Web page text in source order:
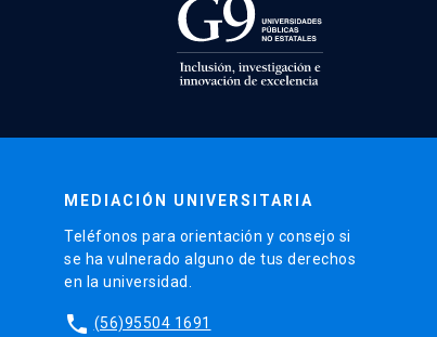
MEDIACIÓN UNIVERSITARIA
Teléfonos para orientación y consejo si
se ha vulnerado alguno de tus derechos
en la universidad.
phone (56)95504 1691